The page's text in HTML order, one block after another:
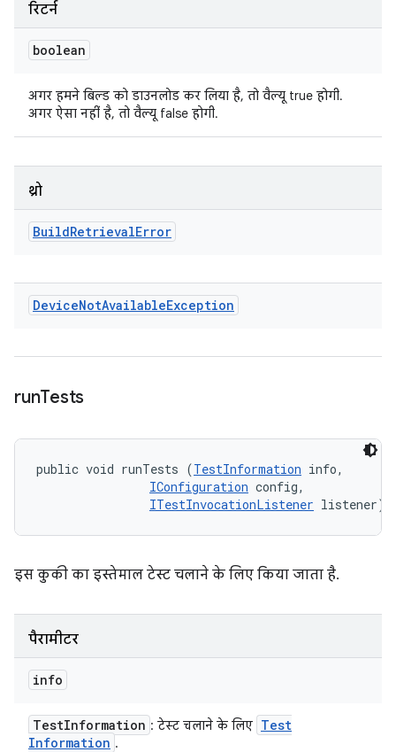
रिटर्न
boolean
अगर हमने बिल्ड को डाउनलोड कर लिया है, तो वैल्यू true होगी.
अगर ऐसा नहीं है, तो वैल्यू false होगी.
थ्रो
BuildRetrievalError
DeviceNotAvailableException
runTests
public void runTests (TestInformation info,
IConfiguration config,
ITestInvocationListener listener)
इस कुकी का इस्तेमाल टेस्ट चलाने के लिए किया जाता है.
पैरामीटर
info
TestInformation : टेस्ट चलाने के लिए Test
Information .